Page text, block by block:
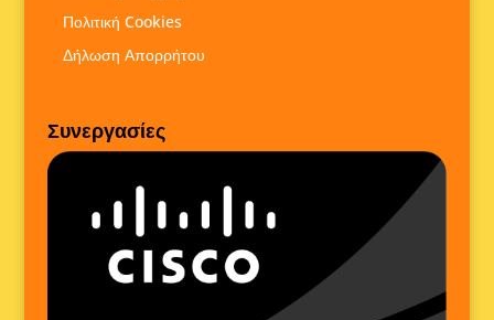
Πολιτική Cookies
Δήλωση Απορρήτου
Συνεργασίες